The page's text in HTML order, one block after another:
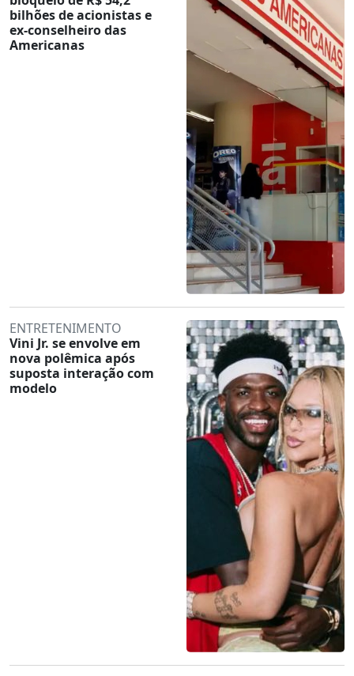
bilhões de acionistas e
ex-conselheiro das
Americanas
ENTRETENIMENTO
Vini Jr. se envolve em
nova polêmica após
suposta interação com
modelo